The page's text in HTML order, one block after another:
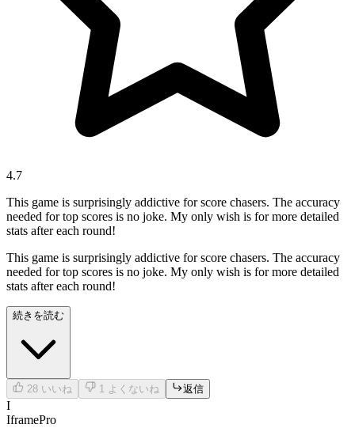
4.7
This game is surprisingly addictive for score chasers. The accuracy
needed for top scores is no joke. My only wish is for more detailed
stats after each round!
This game is surprisingly addictive for score chasers. The accuracy
needed for top scores is no joke. My only wish is for more detailed
stats after each round!
続きを読む
28 いいね 1 よくないね 返信
I
IframePro